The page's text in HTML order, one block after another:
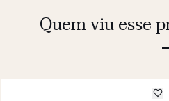
Quem viu esse